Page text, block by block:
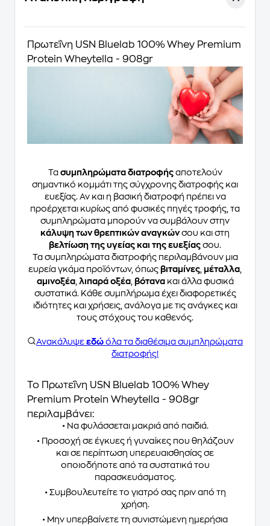
Πρωτεΐνη USN Bluelab 100% Whey Premium
Protein Wheytella - 908gr
Τα συμπληρώματα διατροφήςαποτελούν
σημαντικό κομμάτι της σύγχρονης διατροφής και
ευεξίας. Αν και η βασική διατροφή πρέπει να
προέρχεται κυρίως από φυσικές πηγές τροφής, τα
συμπληρώματα μπορούν να συμβάλουν στην
κάλυψη των θρεπτικών αναγκώνσου και στη
βελτίωση της υγείας και της ευεξίας σου.
Τα συμπληρώματα διατροφής περιλαμβάνουν μια
ευρεία γκάμα προϊόντων, όπως βιταμίνες μέταλλα
αμινοξέα, λιπαρά οξέα, βότανα και άλλα φυσικά
συστατικά. Κάθε συμπλήρωμα έχει διαφορετικές
ιδιότητες και χρήσεις, ανάλογα με τις ανάγκες και
τους στόχους του καθενός.
Ανακάλυψε εδώ όλα τα διαθέσιμα συμπληρώματα
διατροφής!
Το Πρωτεΐνη USN Bluelab 100% Whey
Premium Protein Wheytella - 908gr
περιλαμβάνει:
• Να φυλάσσεται μακριά από παιδιά.
• Προσοχή σε έγκυες ή γυναίκες που θηλάζουν
και σε περίπτωση υπερευαισθησίας σε
οποιοδήποτε από τα συστατικά του
παρασκευάσματος.
• Συμβουλευτείτε το γιατρό σας πριν από τη
χρήση.
• Μην υπερβαίνετε τη συνιστώμενη ημερήσια